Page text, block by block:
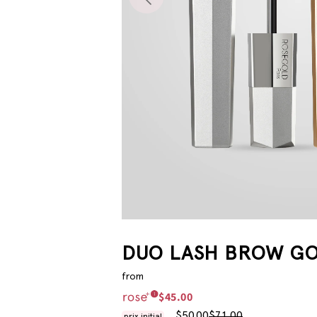
DUO LASH BROW
from
$45.00